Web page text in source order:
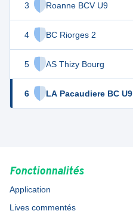
3 Roanne BCV U9
4 BC Riorges 2
5 AS Thizy Bourg
6 LA Pacaudiere BC U9
9
6 4
Fonctionnalités
Application
Lives commentés